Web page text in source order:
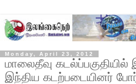
Monday, April 23, 2012
மாலைதீவு
இந்திய கடற்படையினர்